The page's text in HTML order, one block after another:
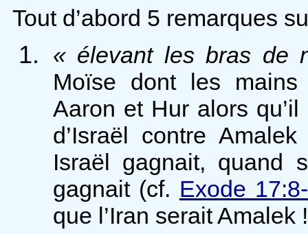
Tout d’abord 5 remarques
« élevant les bras de
Moïse dont les mains
Aaron et Hur alors
d’Israël contre
Israël gagnait, quand
gagnait (cf. Exode
que l’Iran serait Amalek !